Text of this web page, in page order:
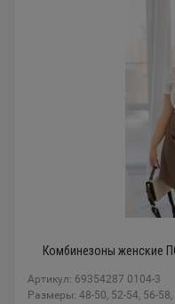
Комбинезоны женские
Артикул: 69354287 0104-3
Размеры: 48-50, 52-54, 56-58,